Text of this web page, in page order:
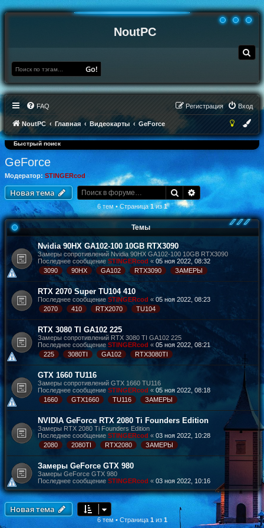
NoutPC
о
Go!
FAQ Вход
Регистрация
NoutPC Главная Видеокарты GeForce
Быстрый поиск
GeForce
Модератор: STINGERcod
Новая тема Поиск Расширенный
6 тем • Страница1из1
Темы
Nvidia 90HX GA102-100 10GB RTX3090
Замеры сопротивлений Nvidia 90HX GA102-100 10GB RTX3090
Последнее сообщениеSTINGERcod « 05 ноя 2022, 08:32
3090
90HX GA102 RTX3090 ЗАМЕРЫ
RTX 2070 Super TU104 410
Последнее сообщение STINGERcod « 05 ноя 2022, 08:23
2070
410 RTX2070 TU104
RTX 3080 TI GA102 225
Замеры сопротивлений RTX 3080 TI GA102 225
Последнее сообщение STINGERcod « 05 ноя 2022, 08:21
225
3080TI GA102 RTX3080TI
GTX 1660 TU116
Замеры сопротивлений GTX 1660 TU116
Последнее сообщение STINGERcod « 05 ноя 2022, 08:18
1660
GTX1660 TU116 ЗАМЕРЫ
NVIDIA GeForce RTX 2080 Ti Founders Edition
Замеры RTX 2080 Ti Founders Edition
Последнее сообщение STINGERcod « 03 ноя 2022, 10:28
2080
2080TI RTX2080 ЗАМЕРЫ
Замеры GeForce GTX 980
Замеры GeForce GTX 980
Последнее сообщение STINGERcod « 03 ноя 2022, 10:16
Новая тема
6 тем • Страница 1из 1